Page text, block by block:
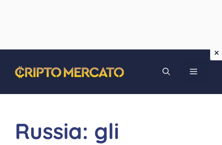
contenuto
MENU
Russia: gli